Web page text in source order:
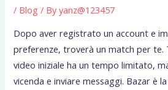
/ Blog / Byyanz@123457
Dopo aver registrato un account e
preferenze, troverà un match per te.
video iniziale ha un tempo limitato,
vicenda e inviare messaggi. Bazar è